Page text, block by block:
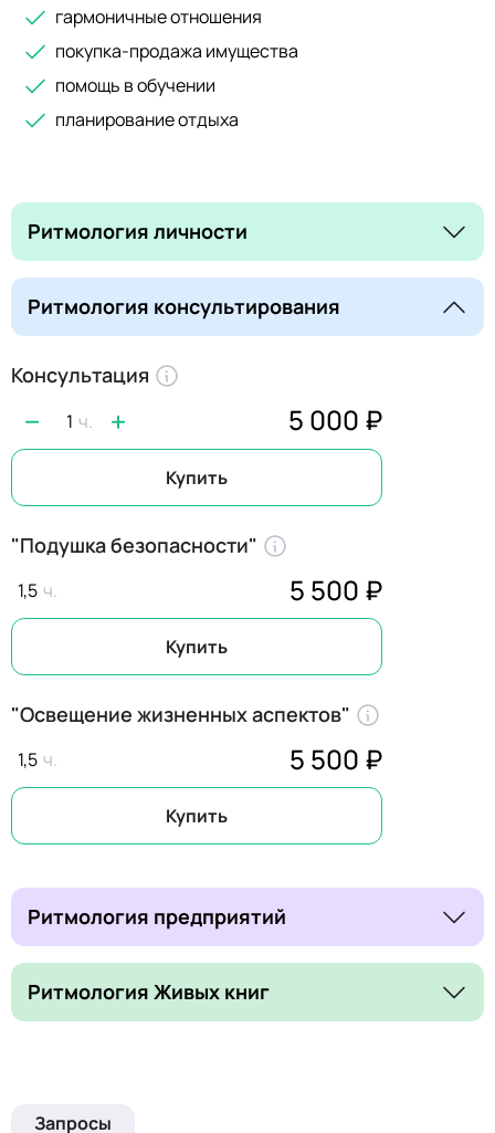
гармоничные отношения
покупка-продажа имущества
помощь в обучении
планирование отдыха
Ритмология личности
Ритмология консультирования
Консультация
1 5 000 ₽
Купить
"Подушка безопасности"
1,5 5 500 ₽
Купить
"Освещение жизненных аспектов"
1,5 5 500 ₽
Купить
Ритмология предприятий
Ритмология Живых книг
Запросы